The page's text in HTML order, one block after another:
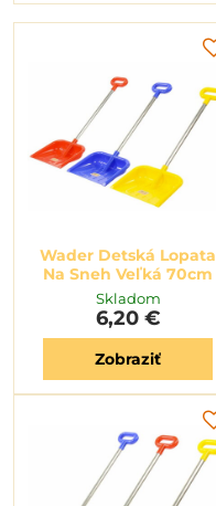
Wader Detská Lopata
Na Sneh Veľká 70cm
Skladom
6,20 €
Zobraziť